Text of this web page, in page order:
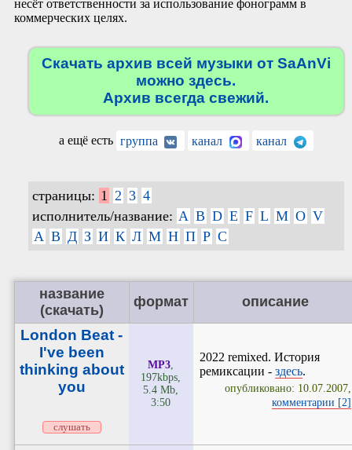
несёт ответственности за использование фонограмм в
коммерческих целях.
Скачать архив всей музыки от SaAnVi
можно здесь.
Архив всегда свежий.
а ещё есть группа канал канал
страницы: 1 2 3 4
исполнитель/название: A B D E F L M O V
А В Д З И К Л М Н П Р С
название
(скачать)
формат описание
London Beat -
I've been
thinking about
you
слушать
MP3
197kbps,
5.4 Mb,
3:50
2022 remixed. История
ремиксации - здесь.
опубликовано: 10.07.2007,
комментарии [2]